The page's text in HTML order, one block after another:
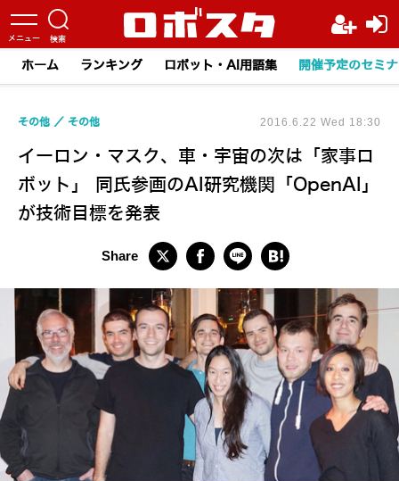
ホーム ランキング ロボット・AI用語集 開催予定のセミ
イーロン・マスク、車・宇宙の次は「家事ロ
ボット」 同氏参画のAI研究機関「OpenAI」
が技術目標を発表
その他 その他 2016.6.22 Wed 18:30